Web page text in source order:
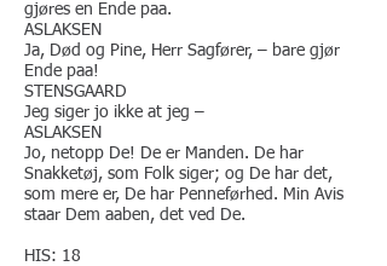
gjøres en Ende paa.
ASLAKSEN
Ja, Død og Pine, Herr Sagfører, – bare gjør
Ende paa!
​STENSGAARD
Jeg siger jo ikke at jeg –
ASLAKSEN
Jo, netopp De! De er Manden. De har
Snakketøj, som Folk siger; og De har det,
som mere er, De har Penneførhed. Min Avis
staar Dem aaben, det ved De.
HIS: 18